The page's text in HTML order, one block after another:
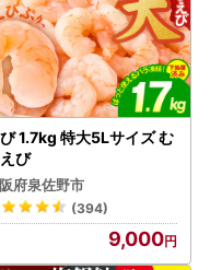
1.7kg 特大5Lサイズ む
び
府泉佐野市
(394)
9,000